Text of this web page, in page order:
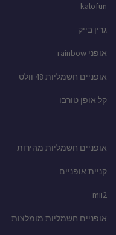
kalofun
גרין בייק
אופני rainbow
אופניים חשמליות 48 וולט
קל אופן טורבו
אופניים חשמליות מהירות
קניית אופניים
mii2
אופניים חשמליות מומלצות